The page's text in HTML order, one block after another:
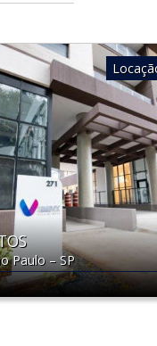
Paulo–SP